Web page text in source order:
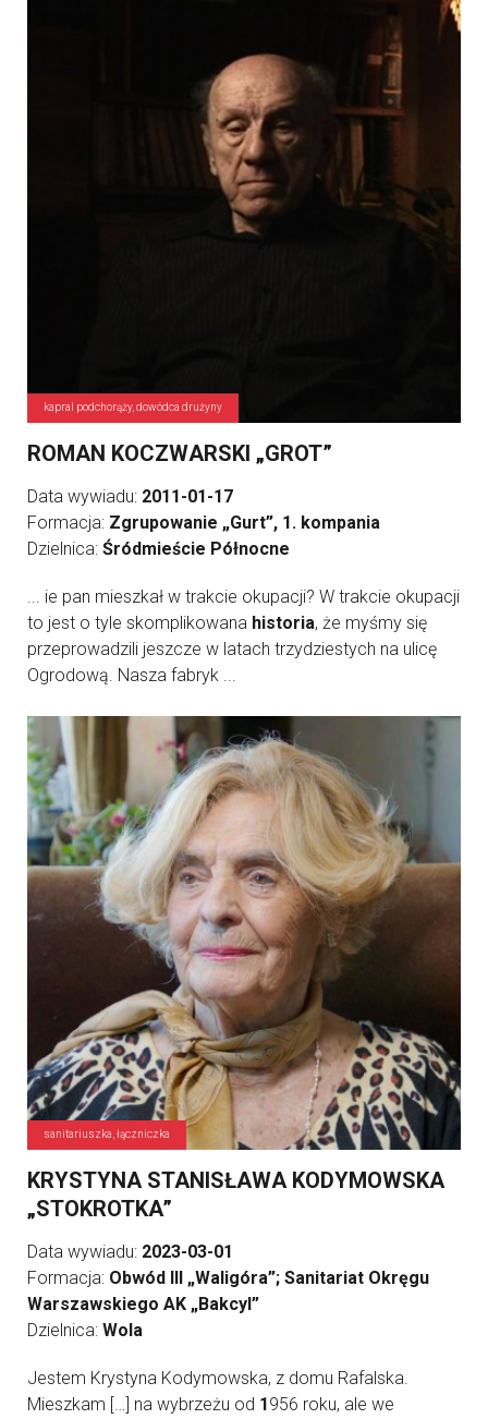
kapral podchorąży, dowódca drużyny
ROMAN KOCZWARSKI „GROT”
Data wywiadu: 2011-01-17
Formacja: Zgrupowanie „Gurt”, 1. kompania
Dzielnica: Śródmieście Północne
... ie pan mieszkał w trakcie okupacji? W trakcie okupacji
to jest o tyle skomplikowana historia, że myśmy się
przeprowadzili jeszcze w latach trzydziestych na ulicę
Ogrodową. Nasza fabryk ...
sanitariuszka, łączniczka
KRYSTYNA STANISŁAWA KODYMOWSKA
„STOKROTKA”
Data wywiadu: 2023-03-01
Formacja: Obwód III „Waligóra”; Sanitariat Okręgu
Warszawskiego AK „Bakcyl”
Dzielnica: Wola
Jestem Krystyna Kodymowska, z domu Rafalska.
Mieszkam […] na wybrzeżu od 1956 roku, ale we